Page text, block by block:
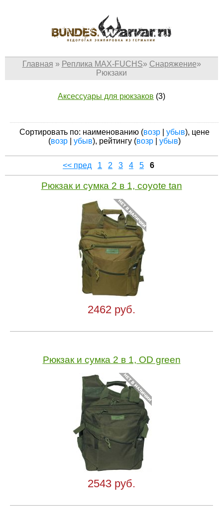
Главная » Реплика MAX-FUCHS» Снаряжение»
Рюкзаки
Аксессуары для рюкзаков (3)
Сортировать по: наименованию (возр| убыв), цене
(возр| убыв), рейтингу (возр| убыв)
<< пред 1 2 3 4 5 6
Рюкзак и сумка 2 в 1, coyote tan
2462 руб.
Рюкзак и сумка 2 в 1, OD green
2543 руб.